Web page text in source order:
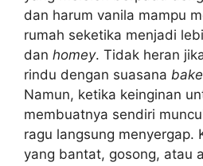
dan harum vanila mampu
rumah seketika menjadi
dan homey. Tidak heran
rindu dengan suasana
Namun, ketika keinginan
membuatnya sendiri
ragu langsung menyergap.
yang bantat, gosong, atau